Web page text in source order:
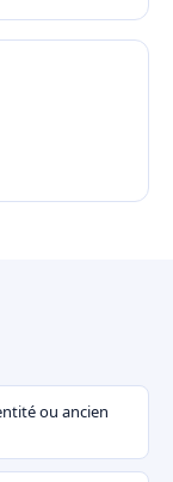
ou ancien